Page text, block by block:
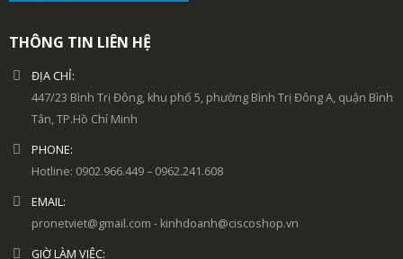
THÔNG TIN LIÊN HỆ
ĐỊA CHỈ:
447/23 Bình Trị Đông, khu phố 5, phường Bình Trị Đông A, quận Bình
Tân, TP.Hồ Chí Minh
PHONE:
Hotline: 0902.966.449 – 0962.241.608
EMAIL:
pronetviet@gmail.com - kinhdoanh@ciscoshop.vn
GIỜ LÀM VIỆC: